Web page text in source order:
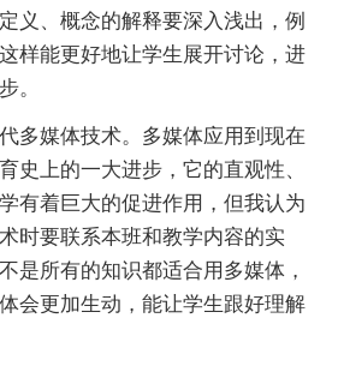
义、概念的解释要深入浅出，例
样能更好地让学生展开讨论，进
。
媒体技术。多媒体应用到现在
史上的一大进步，它的直观性、
有着巨大的促进作用，但我认为
时要联系本班和教学内容的实
是所有的知识都适合用多媒体，
会更加生动，能让学生跟好理解